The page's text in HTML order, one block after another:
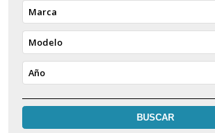
Marca
Modelo
Año